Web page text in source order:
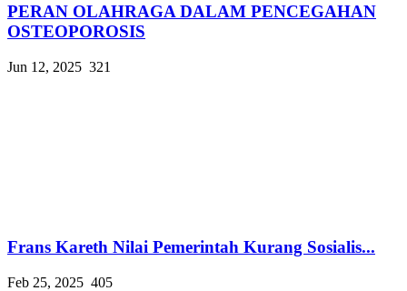
PERAN OLAHRAGA DALAM PENCEGAHAN
OSTEOPOROSIS
Jun 12, 2025 321
Frans Kareth Nilai Pemerintah Kurang Sosialis...
Feb 25, 2025 405